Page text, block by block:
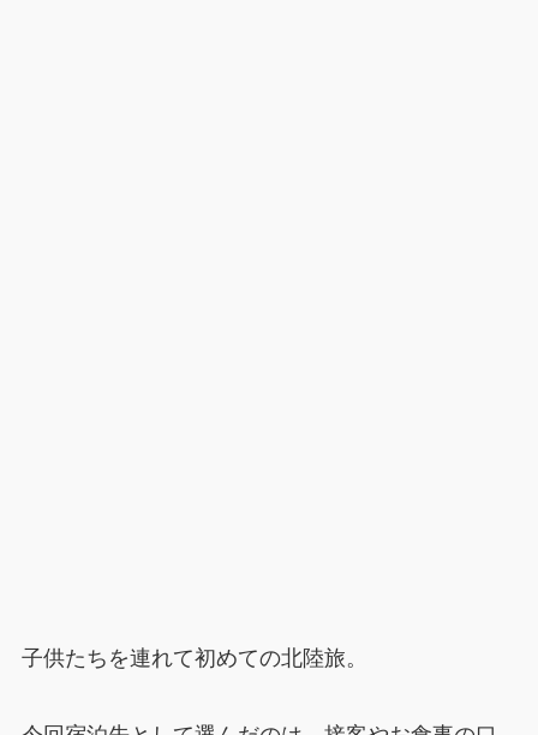
子供たちを連れて初めての北陸旅。